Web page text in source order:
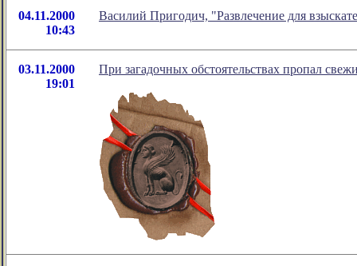
04.11.2000
10:43
Василий Пригодич, "Развлечение для
03.11.2000
19:01
При загадочных обстоятельствах пропал